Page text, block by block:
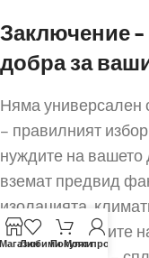
Заключение
добра за
Няма универсален
– правилният
нуждите на
вземат предвид
изолацията,
вода. Ако търсите
ЛюбимиПокупки
Моят профил